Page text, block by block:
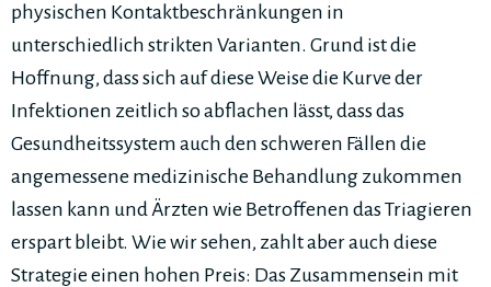
physischen Kontaktbeschränkungen in
unterschiedlich strikten Varianten. Grund ist die
Hoffnung, dass sich auf diese Weise die Kurve der
Infektionen zeitlich so abflachen lässt, dass das
Gesundheitssystem auch den schweren Fällen die
angemessene medizinische Behandlung zukommen
lassen kann und Ärzten wie Betroffenen das Triagieren
erspart bleibt. Wie wir sehen, zahlt aber auch diese
Strategie einen hohen Preis: Das Zusammensein mit